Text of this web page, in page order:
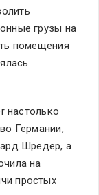
грузы на
помещения
настолько
Германии,
Шредер, а
на
простых